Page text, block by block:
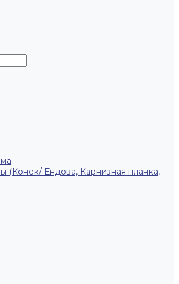
(Конек/ Ендова, Карнизная планка,